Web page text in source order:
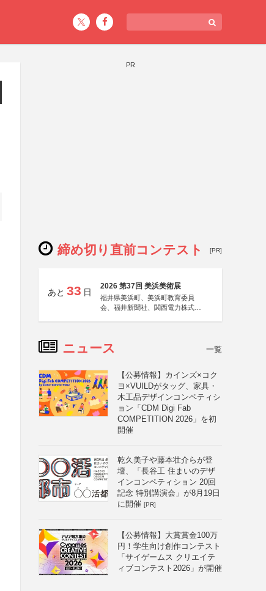
PR
締め切り直前コンテスト [PR]
あと 33 日
2026 第37回 美浜美術展
福井県美浜町、美浜町教育委員
会、福井新聞社、関西電力株式会
ニュース 一覧
【公募情報】カインズ×コク
ヨ×VUILDがタッグ、家具・
木工品デザインコンペティシ
ョン「CDM Digi Fab
COMPETITION 2026」を初
開催
乾久美子や藤本壮介らが登
壇、「長谷工 住まいのデザ
インコンペティション 20回
記念 特別講演会」が8月19日
に開催 [PR]
【公募情報】大賞賞金100万
円！学生向け創作コンテスト
「サイゲームス クリエイテ
ィブコンテスト2026」が開催